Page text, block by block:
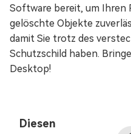
Software bereit, um Ihren
gelöschte Objekte
damit Sie trotz des
Schutzschild haben.
Desktop!
Diesen